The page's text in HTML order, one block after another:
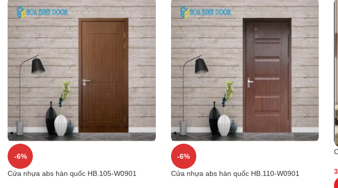
-6%
Cửa nhựa abs hàn quốc HB.105-W0901
-6%
Cửa nhựa abs hàn quốc HB.110-W0901